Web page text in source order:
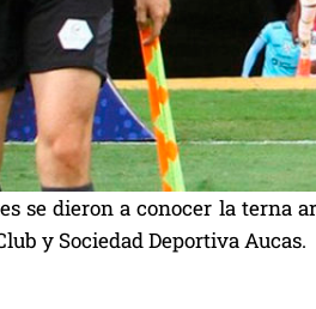
se dieron a conocer la terna
y Sociedad Deportiva Aucas.